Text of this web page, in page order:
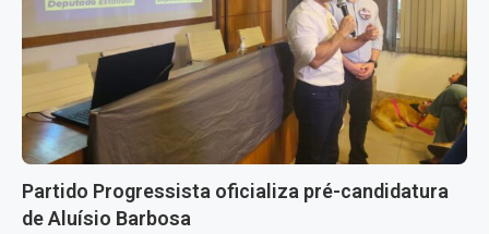
Partido Progressista oficializa pré-candidatura
de Aluísio Barbosa